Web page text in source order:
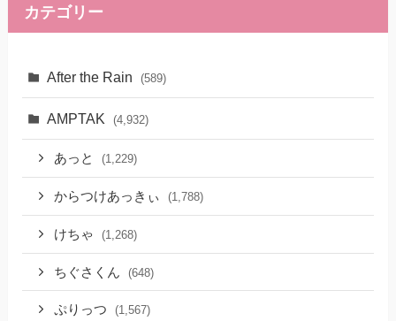
カテゴリー
After the Rain (589)
AMPTAK (4,932)
あっと (1,229)
からつけあっきぃ (1,788)
けちゃ (1,268)
ちぐさくん (648)
ぷりっつ (1,567)